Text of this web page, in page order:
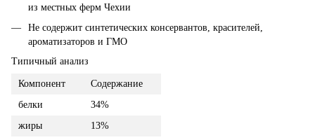
из местных ферм Чехии
Не содержит синтетических консервантов, красителей,
ароматизаторов и ГМО
Типичный анализ
Компонент
Содержание
белки
34%
жиры
13%